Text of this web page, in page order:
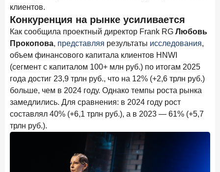
9 июля 2026 года
С ростом благосостояния клиентов-сберегателей
увеличивается и склонность к диверсификации
7 июля 2026 года
По итогам июня 2026 года объем выдач кредитов
составил 1 166,4 млрд руб.
3 июля 2026 года
«Скорость измеряется секундами». Новые стандарты
банковского контакт-центра
25 июня 2026 года
Ипотека в России: итоги мая 2026 года в цифрах
«Честность — индустриальный стандарт»: как банки
клиентов.
Конкуренция на рынке усиливается
Как сообщила проектный директор Frank RG Любовь
Прокопова, представляя результаты исследования,
объем финансового капитала клиентов HNWI
(сегмент с капиталом 100+ млн руб.) по итогам 2025
года достиг 23,9 трлн руб., что на 12% (+2,6 трлн руб.)
больше, чем в 2024 году. Однако темпы роста рынка
замедлились. Для сравнения: в 2024 году рост
составлял 40% (+6,1 трлн руб.), а в 2023 — 61% (+5,7
трлн руб.).